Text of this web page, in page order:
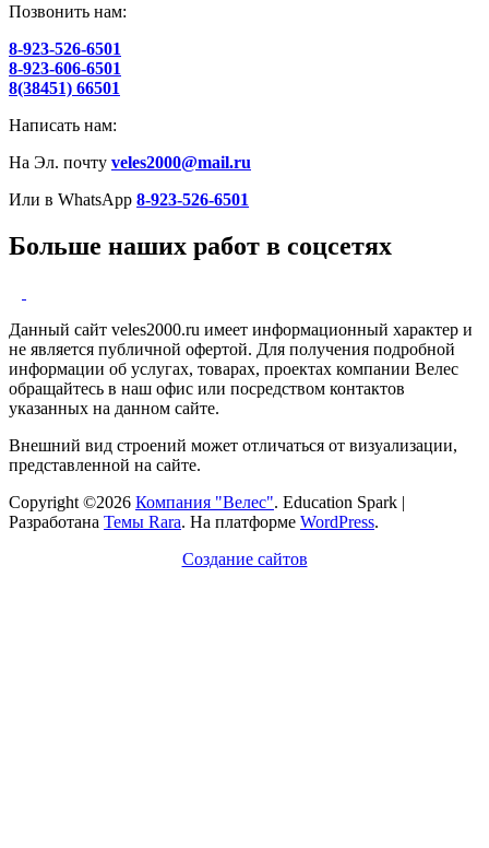
Позвонить нам:
8-923-526-6501
8-923-606-6501
8(38451) 66501
Написать нам:
На Эл. почту veles2000@mail.ru
Или в WhatsApp 8-923-526-6501
Больше наших работ в соцсетях
Данный сайт veles2000.ru имеет информационный характер и
не является публичной офертой. Для получения подробной
информации об услугах, товарах, проектах компании Велес
обращайтесь в наш офис или посредством контактов
указанных на данном сайте.
Внешний вид строений может отличаться от визуализации,
представленной на сайте.
Copyright ©2026 Компания "Велес". Education Spark |
Разработана Темы Rara. На платформе WordPress.
Создание сайтов